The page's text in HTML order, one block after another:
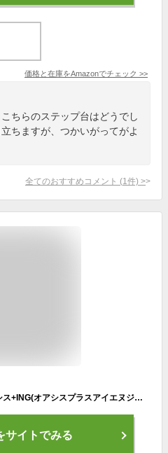
価格と在庫をAmazonでチェック >>
ちらのステップ台はどうでし
ちますが、つかいがってがよ
全てのおすすめコメント (1 件) >
【Amazon限定ブランド】オアシス+ING(オアシスプラスアイエヌジー) ツイストステッパー Premium Black(プレミアムブラック)SP-401 SP-401 ブラック
サイトでみる